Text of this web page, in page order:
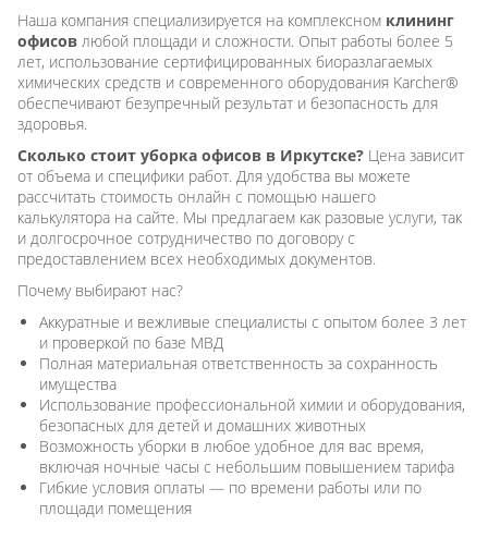
Наша компания специализируется на комплексном клининг
офисов любой площади и сложности. Опыт работы более 5
лет, использование сертифицированных биоразлагаемых
химических средств и современного оборудования Karcher®
обеспечивают безупречный результат и безопасность для
здоровья.
Сколько стоит уборка офисов в Иркутске? Цена зависит
от объема и специфики работ. Для удобства вы можете
рассчитать стоимость онлайн с помощью нашего
калькулятора на сайте. Мы предлагаем как разовые услуги, так
и долгосрочное сотрудничество по договору с
предоставлением всех необходимых документов.
Почему выбирают нас?
Аккуратные и вежливые специалисты с опытом более 3 лет
и проверкой по базе МВД
Полная материальная ответственность за сохранность
имущества
Использование профессиональной химии и оборудования,
безопасных для детей и домашних животных
Возможность уборки в любое удобное для вас время,
включая ночные часы с небольшим повышением тарифа
Гибкие условия оплаты — по времени работы или по
площади помещения